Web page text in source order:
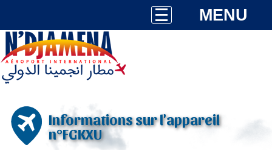
MENU
Informations sur l'appareil
n°FGKXU